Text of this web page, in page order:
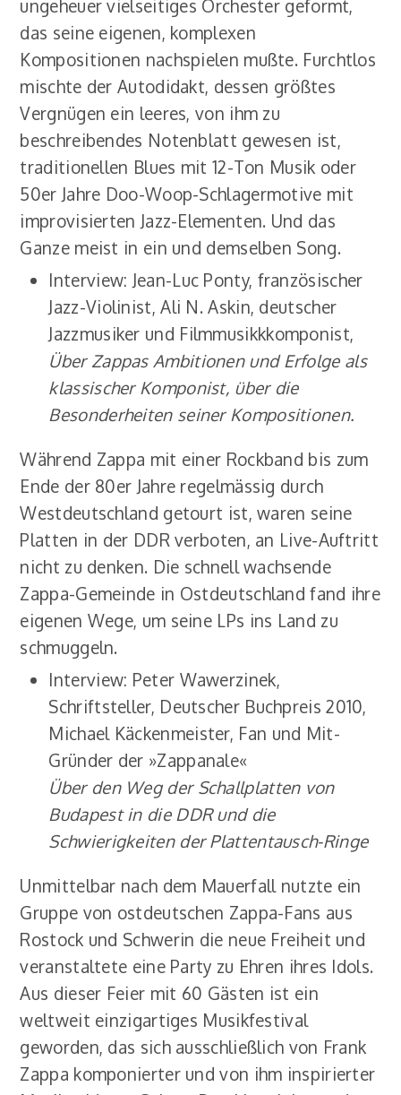
ungeheuer vielseitiges Orchester geformt,
das seine eigenen, komplexen
Kompositionen nachspielen mußte. Furchtlos
mischte der Autodidakt, dessen größtes
Vergnügen ein leeres, von ihm zu
beschreibendes Notenblatt gewesen ist,
traditionellen Blues mit 12-Ton Musik oder
50er Jahre Doo-Woop-Schlagermotive mit
improvisierten Jazz-Elementen. Und das
Ganze meist in ein und demselben Song.
Interview: Jean-Luc Ponty, französischer
Jazz-Violinist, Ali N. Askin, deutscher
Jazzmusiker und Filmmusikkkomponist,
Über Zappas Ambitionen und Erfolge als
klassischer Komponist, über die
Besonderheiten seiner Kompositionen.
Während Zappa mit einer Rockband bis zum
Ende der 80er Jahre regelmässig durch
Westdeutschland getourt ist, waren seine
Platten in der DDR verboten, an Live-Auftritt
nicht zu denken. Die schnell wachsende
Zappa-Gemeinde in Ostdeutschland fand ihre
eigenen Wege, um seine LPs ins Land zu
schmuggeln.
Interview: Peter Wawerzinek,
Schriftsteller, Deutscher Buchpreis 2010,
Michael Käckenmeister, Fan und Mit-
Gründer der »Zappanale«
Über den Weg der Schallplatten von
Budapest in die DDR und die
Schwierigkeiten der Plattentausch-Ringe
Unmittelbar nach dem Mauerfall nutzte ein
Gruppe von ostdeutschen Zappa-Fans aus
Rostock und Schwerin die neue Freiheit und
veranstaltete eine Party zu Ehren ihres Idols.
Aus dieser Feier mit 60 Gästen ist ein
weltweit einzigartiges Musikfestival
geworden, das sich ausschließlich von Frank
Zappa komponierter und von ihm inspirierter